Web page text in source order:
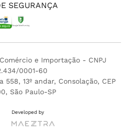
SEGURANÇA
e Importação - CNPJ
0001-60
558, 13º andar, Consolação, CEP
São Paulo-SP
Developed by